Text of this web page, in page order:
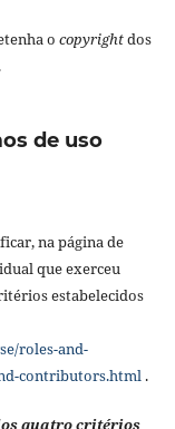
o copyrightdos
de uso
na página de
que exerceu
estabelecidos
roles-and-
contributors.html.
quatro critérios